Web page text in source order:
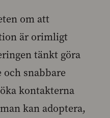
om att
är orimligt
tänkt göra
snabbare
kontakterna
kan adoptera,